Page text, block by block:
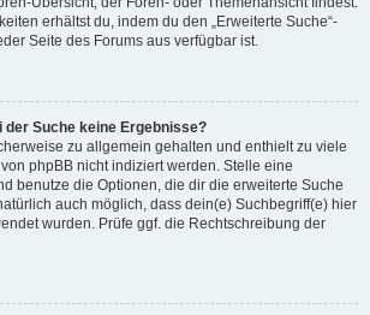
erhältst du, indem du den „Erweiterte Suche“-
Seite des Forums aus verfügbar ist.
der Suche keine Ergebnisse?
zu allgemein gehalten und enthielt zu viele
phpBB nicht indiziert werden. Stelle eine
benutze die Optionen, die dir die erweiterte Suche
auch möglich, dass dein(e) Suchbegriff(e) hier
wurden. Prüfe ggf. die Rechtschreibung der